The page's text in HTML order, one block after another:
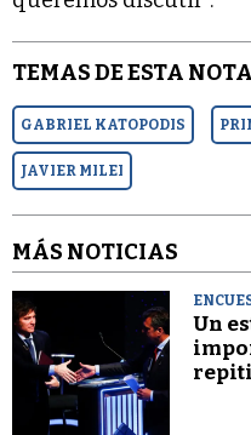
TEMAS DE ESTA
GABRIEL KATOPODIS
JAVIER MILEI
MÁS NOTICIAS
Un